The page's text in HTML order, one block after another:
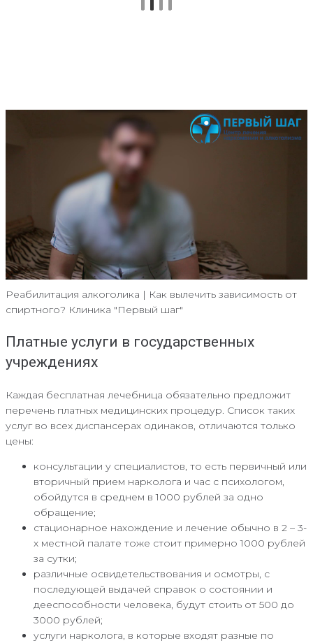
Реабилитация алкоголика | Как вылечить зависимость от
спиртного? Клиника "Первый шаг"
Платные услуги в государственных
учреждениях
Каждая бесплатная лечебница обязательно предложит
перечень платных медицинских процедур. Список таких
услуг во всех диспансерах одинаков, отличаются только
цены:
консультации у специалистов, то есть первичный или
вторичный прием нарколога и час с психологом,
обойдутся в среднем в 1000 рублей за одно
обращение;
стационарное нахождение и лечение обычно в 2 – 3-
х местной палате тоже стоит примерно 1000 рублей
за сутки;
различные освидетельствования и осмотры, с
последующей выдачей справок о состоянии и
дееспособности человека, будут стоить от 500 до
3000 рублей;
услуги нарколога, в которые входят разные по